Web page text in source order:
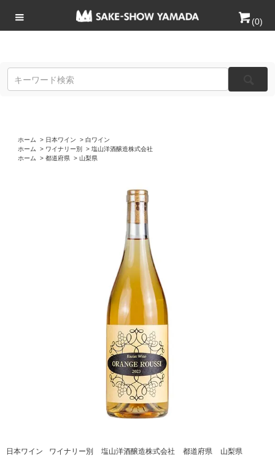
(0)
ホーム > 日本ワイン > 白ワイン
ホーム
> ワイナリー別 > 塩山洋酒醸造株式会社
ホーム
> 都道府県 > 山梨県
日本ワイン ワイナリー別 塩山洋酒醸造株式会社 都道府県 山梨県